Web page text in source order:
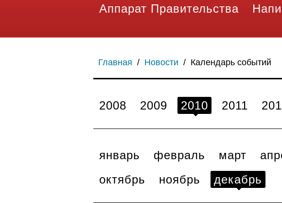
Аппарат Правительства
Главная / Новости / Календарь событий
2008 2009 2010 2011
январь февраль март
октябрь
ноябрь декабрь